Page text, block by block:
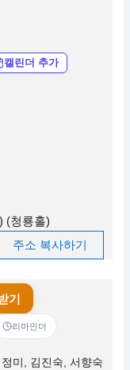
캘린더 추가
(청룡홀)
주소 복사하기
기
리마인더
미, 김진숙, 서향숙